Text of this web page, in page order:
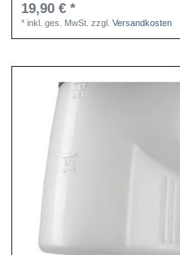
19,90 € *
*inkl. ges. MwSt. zzgl.Versandkosten